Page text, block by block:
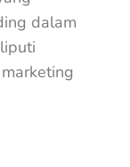
dalam